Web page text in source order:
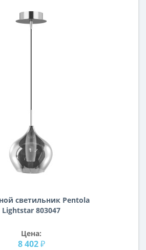
светильник Pentola
Lightstar 803047
Цена:
8 402 ₽